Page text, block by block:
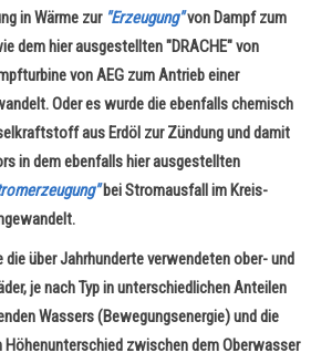
in Wärme zur "Erzeugung"von Dampf zum
dem hier ausgestellten "DRACHE" von
von AEG zum Antrieb einer
Oder es wurde die ebenfalls chemisch
aus Erdöl zur Zündung und damit
in dem ebenfalls hier ausgestellten
bei Stromausfall im Kreis-
über Jahrhunderte verwendeten ober- und
je nach Typ in unterschiedlichen Anteilen
Wassers (Bewegungsenergie) und die
Höhenunterschied zwischen dem Oberwasser